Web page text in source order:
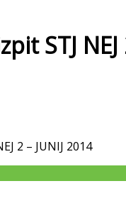
STJ NEJ
2 – JUNIJ 2014